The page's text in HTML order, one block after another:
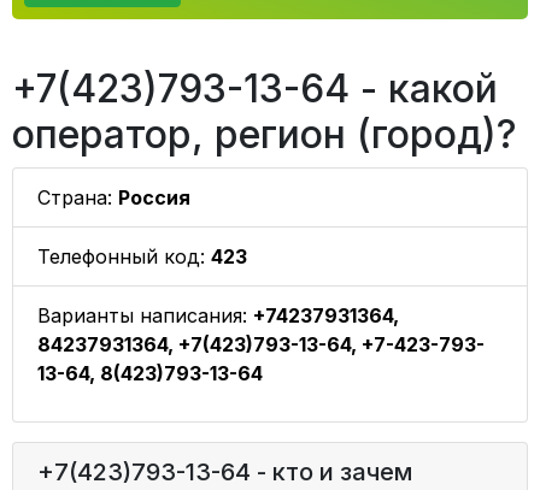
+7(423)793-13-64 - какой
оператор, регион (город)?
Страна: Россия
Телефонный код: 423
Варианты написания: +74237931364,
84237931364, +7(423)793-13-64, +7-423-793-
13-64, 8(423)793-13-64
+7(423)793-13-64 - кто и зачем